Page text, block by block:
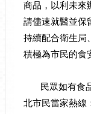
商品，以利未來
請儘速就醫並保
持續配合衛生局
積極為市民的食
民眾如有食品
北市民當家熱線